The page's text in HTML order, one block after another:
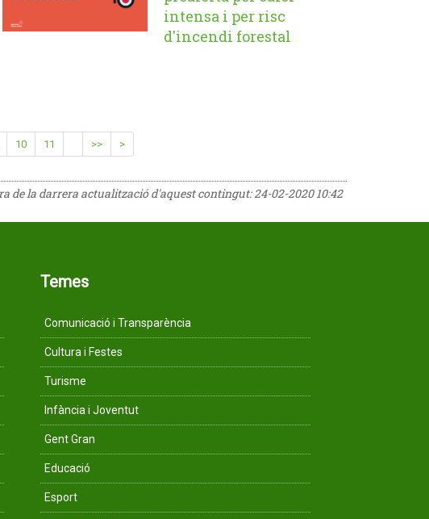
intensa i per risc
d'incendi forestal
10 11 >> >
de la darrera actualització d'aquest contingut:24-02-2020 10:42
Temes
Comunicació i Transparència
Cultura i Festes
Turisme
Infància i Joventut
Gent Gran
Educació
Esport